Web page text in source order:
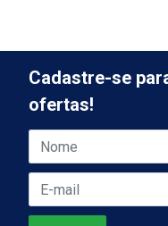
Cadastre-se
ofertas!